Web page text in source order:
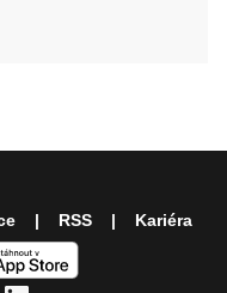
RSS Kariéra